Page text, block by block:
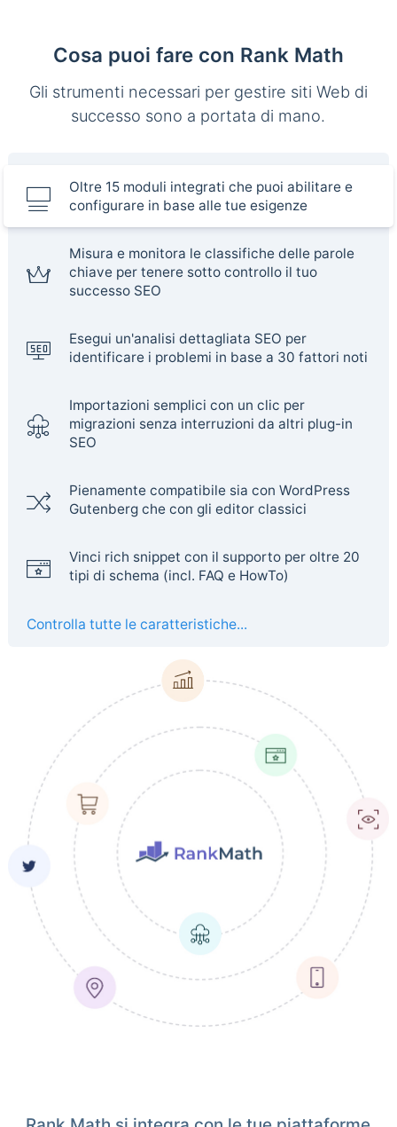
Cosa puoi fare con Rank Math
Gli strumenti necessari per gestire siti Web di
successo sono a portata di mano.
Oltre 15 moduli integrati che puoi abilitare e
configurare in base alle tue esigenze
Misura e monitora le classifiche delle parole
chiave per tenere sotto controllo il tuo
successo SEO
Esegui un'analisi dettagliata SEO per
identificare i problemi in base a 30 fattori noti
Importazioni semplici con un clic per
migrazioni senza interruzioni da altri plug-in
SEO
Pienamente compatibile sia con WordPress
Gutenberg che con gli editor classici
Vinci rich snippet con il supporto per oltre 20
tipi di schema (incl. FAQ e HowTo)
Controlla tutte le caratteristiche...